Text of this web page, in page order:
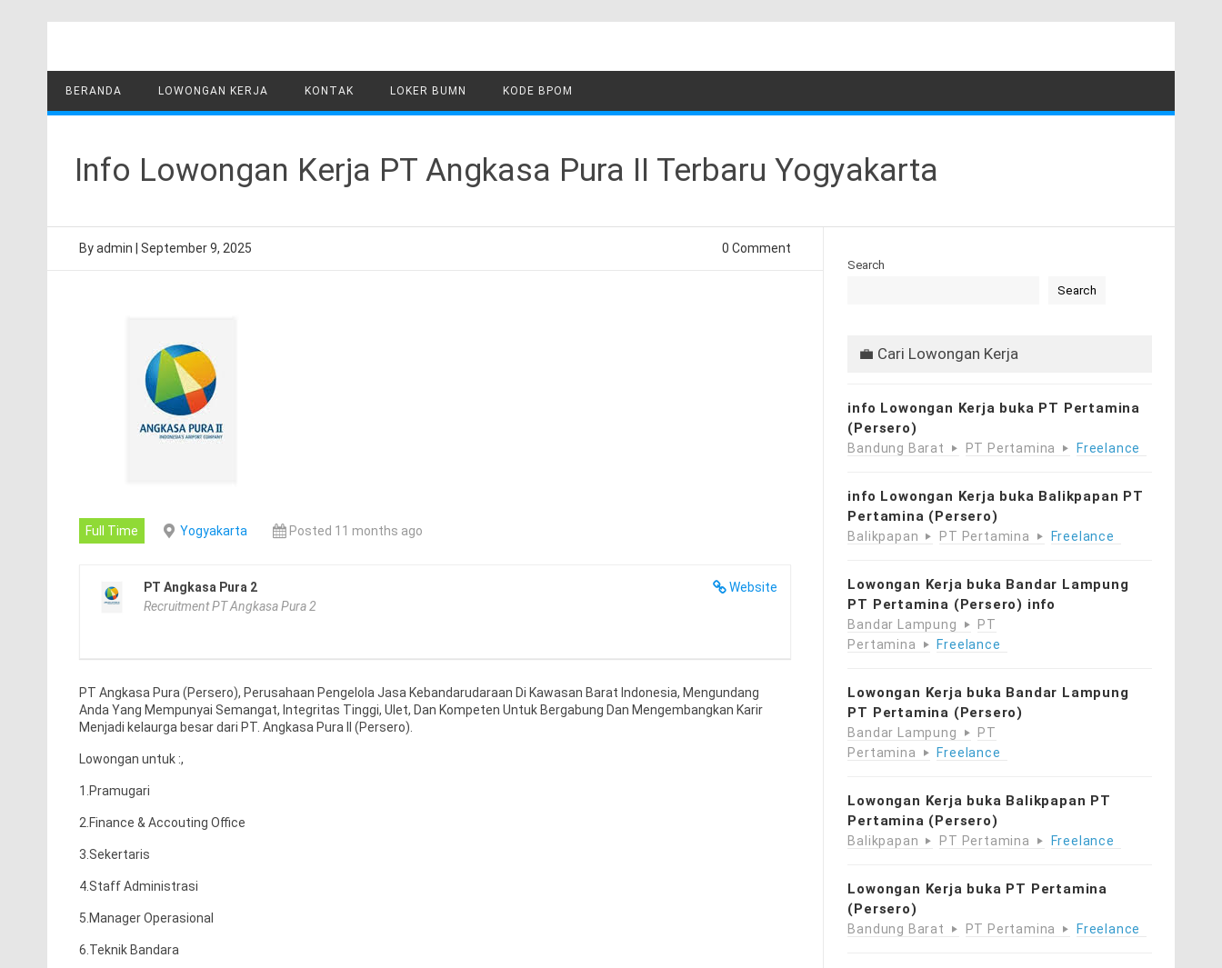
BERANDA LOWONGAN KERJA KONTAK LOKER BUMN KODE BPOM
Info Lowongan Kerja PT Angkasa Pura II Terbaru Yogyakarta
Byadmin September 9, 2025 0 Comment
Full Time Yogyakarta Posted 11 months ago
Website
PT Angkasa Pura 2
Recruitment PT Angkasa Pura 2
PT Angkasa Pura (Persero), Perusahaan Pengelola Jasa Kebandarudaraan Di Kawasan Barat Indonesia, Mengundang
Anda Yang Mempunyai Semangat, Integritas Tinggi, Ulet, Dan Kompeten Untuk Bergabung Dan Mengembangkan Karir
Menjadi kelaurga besar dari PT. Angkasa Pura II (Persero).
Lowongan untuk :,
1.Pramugari
2.Finance & Accouting Office
3.Sekertaris
4.Staff Administrasi
5.Manager Operasional
6.Teknik Bandara
Search
Search
💼 Cari Lowongan Kerja
info Lowongan Kerja buka PT Pertamina
(Persero)
Bandung Barat PT Pertamina Freelance
info Lowongan Kerja buka Balikpapan PT
Pertamina (Persero)
Balikpapan PT Pertamina Freelance
Lowongan Kerja buka Bandar Lampung
PT Pertamina (Persero) info
Bandar Lampung
PT
Pertamina
Freelance
Lowongan Kerja buka Bandar Lampung
PT Pertamina (Persero)
Bandar Lampung
PT
Pertamina
Freelance
Lowongan Kerja buka Balikpapan PT
Pertamina (Persero)
Balikpapan PT Pertamina Freelance
Lowongan Kerja buka PT Pertamina
(Persero)
Bandung Barat PT Pertamina Freelance